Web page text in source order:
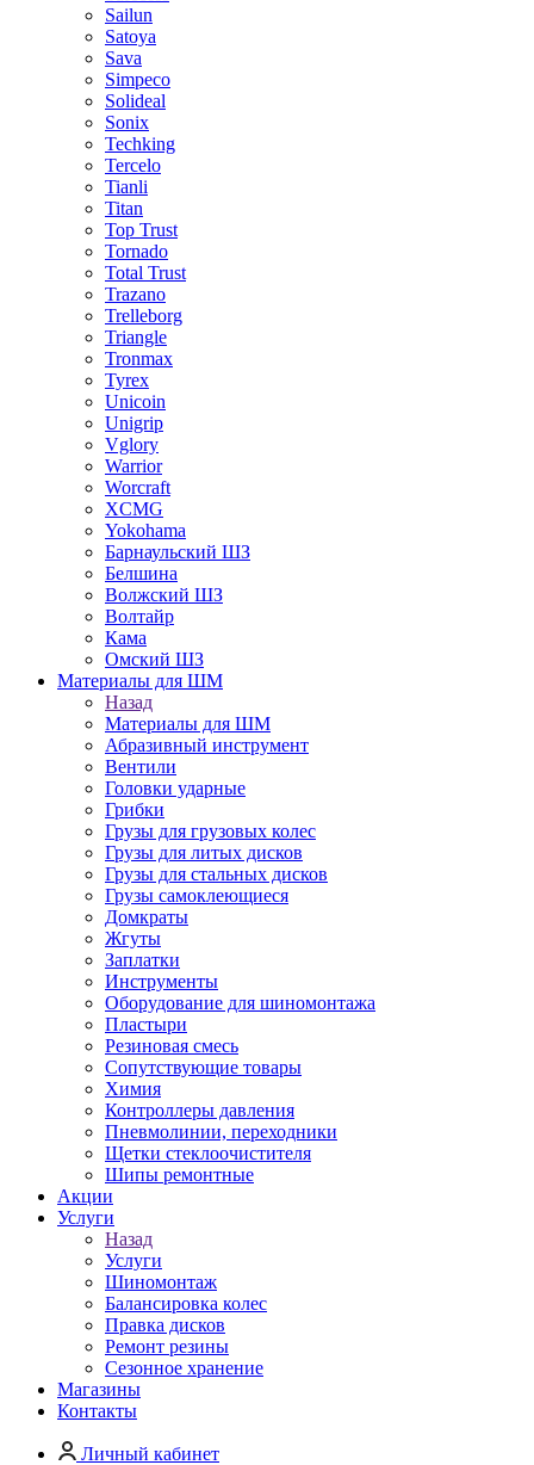
Sailun
Satoya
Sava
Simpeco
Solideal
Sonix
Techking
Tercelo
Tianli
Titan
Top Trust
Tornado
Total Trust
Trazano
Trelleborg
Triangle
Tronmax
Tyrex
Unicoin
Unigrip
Vglory
Warrior
Worcraft
XCMG
Yokohama
Барнаульский ШЗ
Белшина
Волжский ШЗ
Волтайр
Кама
Омский ШЗ
Материалы для ШМ
Назад
Материалы для ШМ
Абразивный инструмент
Вентили
Головки ударные
Грибки
Грузы для грузовых колес
Грузы для литых дисков
Грузы для стальных дисков
Грузы самоклеющиеся
Домкраты
Жгуты
Заплатки
Инструменты
Оборудование для шиномонтажа
Пластыри
Резиновая смесь
Сопутствующие товары
Химия
Контроллеры давления
Пневмолинии, переходники
Щетки стеклоочистителя
Шипы ремонтные
Акции
Услуги
Назад
Услуги
Шиномонтаж
Балансировка колес
Правка дисков
Ремонт резины
Сезонное хранение
Магазины
Контакты
Личный кабинет